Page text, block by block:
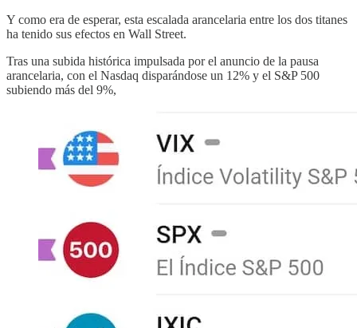
Y como era de esperar, esta escalada arancelaria entre los dos titanes
ha tenido sus efectos en Wall Street.
Tras una subida histórica impulsada por el anuncio de la pausa
arancelaria, con el Nasdaq disparándose un 12% y el S&P 500
subiendo más del 9%,